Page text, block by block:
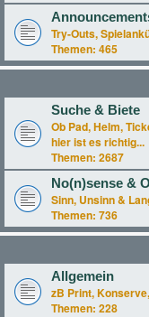
Try-Outs,
Themen: 465
Suche & Biete
Ob Pad, Helm,
hier ist es richtig...
Themen: 2687
No(n)sense &
Sinn, Unsinn &
Themen: 736
Allgemein
zB Print,
Themen: 228